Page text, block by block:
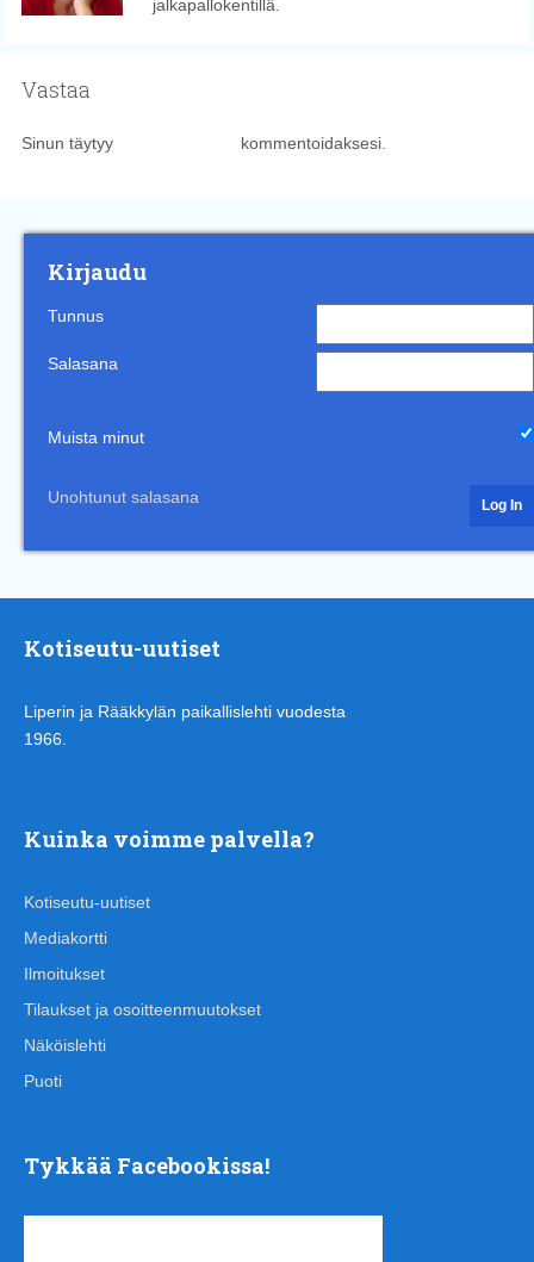
jalkapallokentillä.
Vastaa
Sinun täytyy kommentoidaksesi.
Kirjaudu
Tunnus
Salasana
Muista minut
Unohtunut salasana
Kotiseutu-uutiset
Liperin ja Rääkkylän paikallislehti vuodesta
1966.
Kuinka voimme palvella?
Kotiseutu-uutiset
Mediakortti
Ilmoitukset
Tilaukset ja osoitteenmuutokset
Näköislehti
Puoti
Tykkää Facebookissa!